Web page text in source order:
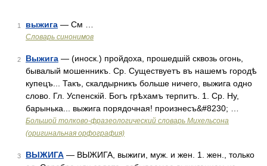
1 выжига — См …
Словарь синонимов
2 Выжига — (иноск.) пройдоха, прошедшій сквозь огонь,
бывалый мошенникъ. Ср. Существуетъ въ нашемъ городѣ
купецъ... Такъ, скалдырникъ больше ничего, выжига одно
слово. Гл. Успенскій. Богъ грѣхамъ терпитъ. 1. Ср. Ну,
барынька... выжига порядочная! произнесъ&#8230; …
Большой толково-фразеологический словарь Михельсона
(оригинальная орфография)
3 ВЫЖИГА — ВЫЖИГА, выжиги, муж. и жен. 1. жен., только